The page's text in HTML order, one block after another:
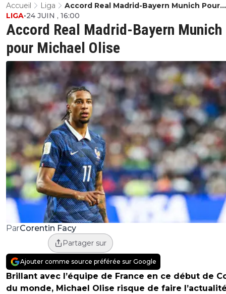
Accueil Liga
Accord Real Madrid-Bayern Munich Pour
Michael Olise
Accord Real Madrid-Bayern Munich
pour Michael Olise
LIGA•24 JUIN , 16:00
ParCorentin Facy
Partager sur
Ajouter comme source préférée sur Google
Brillant avec l’équipe de France en ce début de
du monde, Michael Olise risque de faire